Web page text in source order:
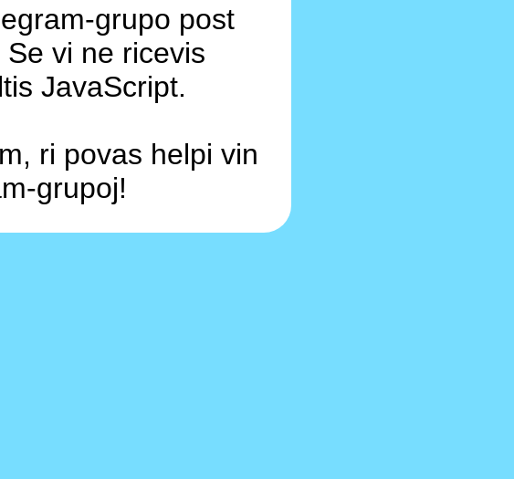
grupo post
vi ne ricevis
JavaScript.
ri povas helpi vin
grupoj!